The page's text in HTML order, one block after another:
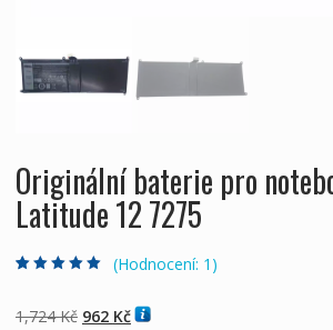
Originální baterie pro
Latitude 12 7275
hodnocení
zákazníka
(Hodnocení: 1 )
1,724Kč Původní
962 KčAktuální